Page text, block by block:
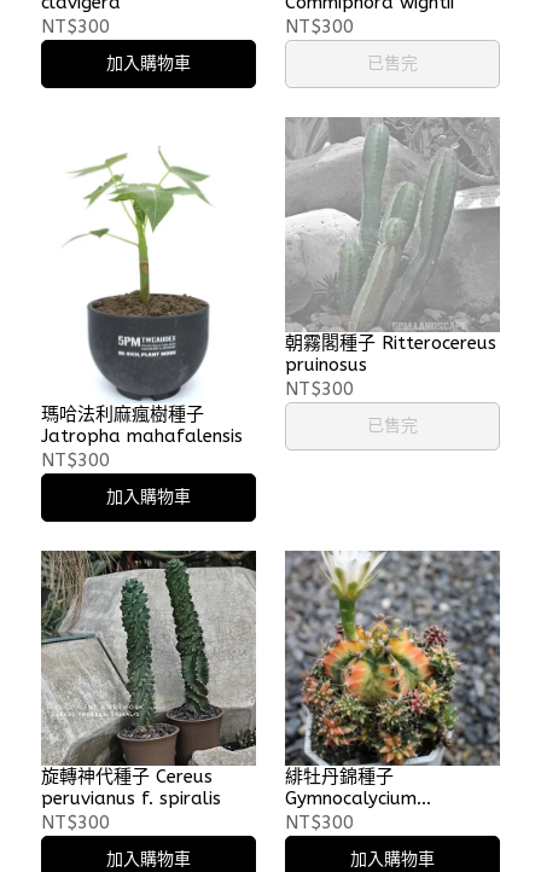
NT$300
加入購物車
NT$300
已售完
瑪哈法利麻瘋樹種子
Jatropha mahafalensis
NT$300
加入購物車
朝霧閣種子 Ritterocereus
pruinosus
NT$300
已售完
旋轉神代種子 Cereus
peruvianus f. spiralis
NT$300
加入購物車
緋牡丹錦種子
Gymnocalycium
mihanovichii var.
friedrichii
NT$300
加入購物車